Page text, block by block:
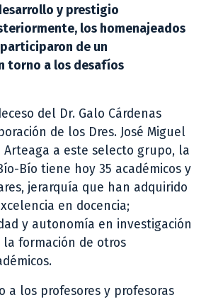
y prestigio
los homenajeados
de un
torno a los desafíos
del Dr. Galo Cárdenas
de los Dres. José Miguel
Arteaga a este selecto grupo, la
Bío tiene hoy 35 académicos y
jerarquía que han adquirido
en docencia;
y autonomía en investigación
la formación de otros
a los profesores y profesoras